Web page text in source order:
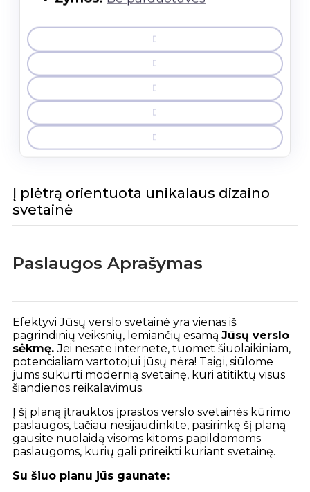
Į plėtrą orientuota unikalaus dizaino
svetainė
Paslaugos Aprašymas
Efektyvi Jūsų verslo svetainė yra vienas iš
pagrindinių veiksnių, lemiančių esamą Jūsų verslo
sėkmę.Jei nesate internete, tuomet šiuolaikiniam,
potencialiam vartotojui jūsų nėra! Taigi, siūlome
jums sukurti modernią svetainę, kuri atitiktų visus
šiandienos reikalavimus.
Į šį planą įtrauktos įprastos verslo svetainės kūrimo
paslaugos, tačiau nesijaudinkite, pasirinkę šį planą
gausite nuolaidą visoms kitoms papildomoms
paslaugoms, kurių gali prireikti kuriant svetainę.
Su šiuo planu jūs gaunate: